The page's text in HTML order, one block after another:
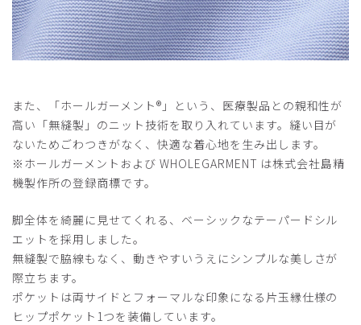
また、「ホールガーメント®️」という、医療製品との親和性が
高い「無縫製」のニット技術を取り入れています。縫い目が
ないためごわつきがなく、快適な着心地を生み出します。
※ホールガーメントおよび WHOLEGARMENT は株式会社島精
機製作所の登録商標です。
脚全体を綺麗に見せてくれる、ベーシックなテーパードシル
エットを採用しました。
無縫製で脇線もなく、動きやすいうえにシンプルな美しさが
際立ちます。
ポケットは両サイドとフォーマルな印象になる片玉縁仕様の
ヒップポケット1つを装備しています。